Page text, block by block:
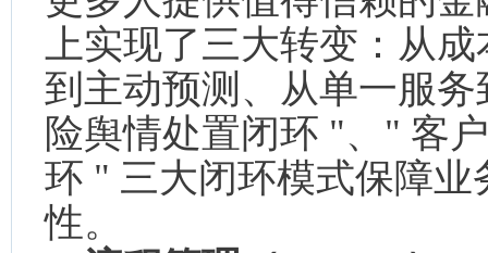
上实现了三大转变：从
到主动预测、从单一服
险舆情处置闭环 "、" 客
环 " 三大闭环模式保障
性。